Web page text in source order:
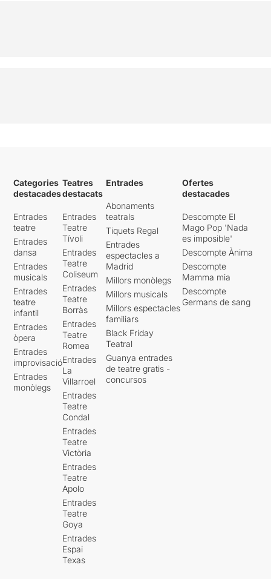
Categories
destacades
Entrades
teatre
Entrades
dansa
Entrades
musicals
Entrades
teatre
infantil
Entrades
òpera
Entrades
improvisació
Entrades
monòlegs
Teatres
destacats
Entrades
Teatre
Tívoli
Entrades
Teatre
Coliseum
Entrades
Teatre
Borràs
Entrades
Teatre
Romea
Entrades
La
Villarroel
Entrades
Teatre
Condal
Entrades
Teatre
Victòria
Entrades
Teatre
Apolo
Entrades
Teatre
Goya
Entrades
Espai
Texas
Entrades
Abonaments
teatrals
Tiquets Regal
Entrades
espectacles a
Madrid
Millors monòlegs
Millors musicals
Millors espectacles
familiars
Black Friday
Teatral
Guanya entrades
de teatre gratis -
concursos
Ofertes
destacades
Descompte El
Mago Pop 'Nada
es imposible'
Descompte Ànima
Descompte
Mamma mia
Descompte
Germans de sang